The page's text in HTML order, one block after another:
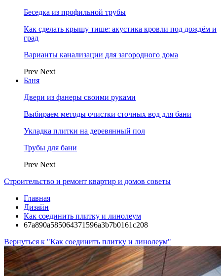
Беседка из профильной трубы
Как сделать крышу тише: акустика кровли под дождём и
град
Варианты канализации для загородного дома
Prev Next
Баня
Двери из фанеры своими руками
Выбираем методы очистки сточных вод для бани
Укладка плитки на деревянный пол
Трубы для бани
Prev Next
Строительство и ремонт квартир и домов советы
Главная
Дизайн
Как соединить плитку и линолеум
67a890a585064371596a3b7b0161c208
Вернуться к "Как соединить плитку и линолеум"